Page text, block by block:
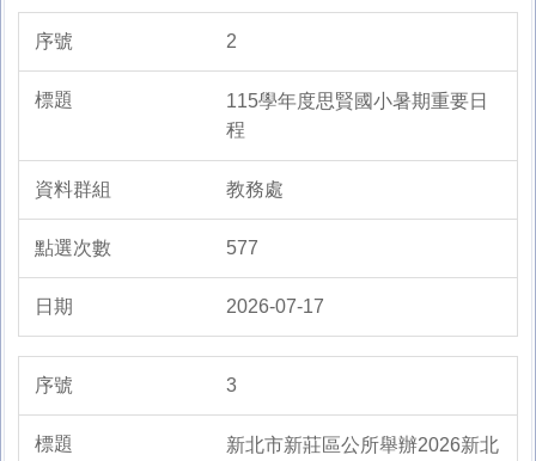
2
115學年度思賢國小暑期重要日
程
教務處
577
2026-07-17
3
新北市新莊區公所舉辦2026新北